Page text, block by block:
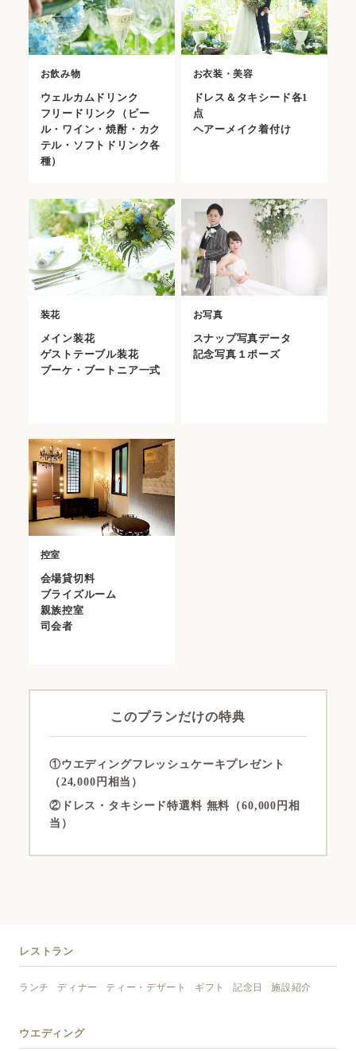
お飲み物
ウェルカムドリンク
フリードリンク（ビー
ル・ワイン・焼酎・カク
テル・ソフトドリンク各
種）
お衣装・美容
ドレス＆タキシード各1
点
ヘアーメイク着付け
装花
メイン装花
ゲストテーブル装花
ブーケ・ブートニア一式
お写真
スナップ写真データ
記念写真１ポーズ
控室
会場貸切料
ブライズルーム
親族控室
司会者
このプランだけの特典
①ウエディングフレッシュケーキプレゼント
（24,000円相当）
②ドレス・タキシード特選料 無料（60,000円相
当）
レストラン
ランチ ディナー ティー・デザート ギフト 記念日 施設紹介
ウエディング